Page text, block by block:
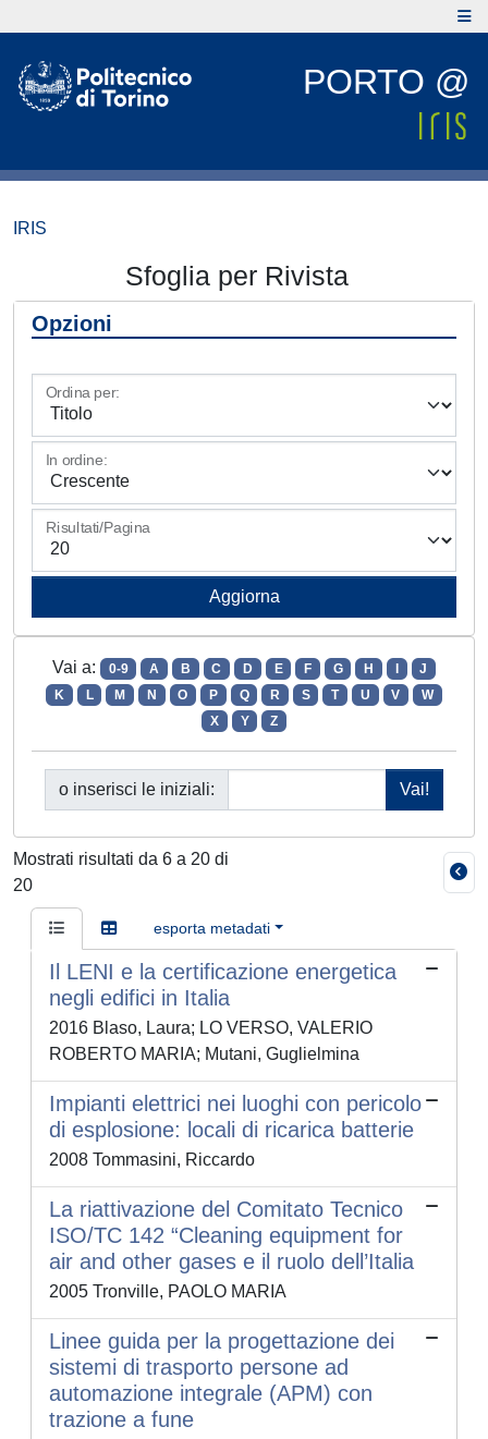
PORTO @
IRIS
Sfoglia per Rivista
Opzioni
Ordina per:
In ordine:
Risultati/Pagina
Vai a: 0-9 A B C D E F G H
J
K
L M N O P Q R S T U V
W
X
Y Z
o inserisci le iniziali:
Mostrati risultati da 6 a 20 di
20
esporta metadati
Il LENI e la certificazione energetica
negli edifici in Italia
2016 Blaso, Laura; LO VERSO, VALERIO
ROBERTO MARIA; Mutani, Guglielmina
Impianti elettrici nei luoghi con pericolo
di esplosione: locali di ricarica batterie
2008 Tommasini, Riccardo
La riattivazione del Comitato Tecnico
ISO/TC 142 “Cleaning equipment for
air and other gases e il ruolo dell’Italia
2005 Tronville, PAOLO MARIA
Linee guida per la progettazione dei
sistemi di trasporto persone ad
automazione integrale (APM) con
trazione a fune